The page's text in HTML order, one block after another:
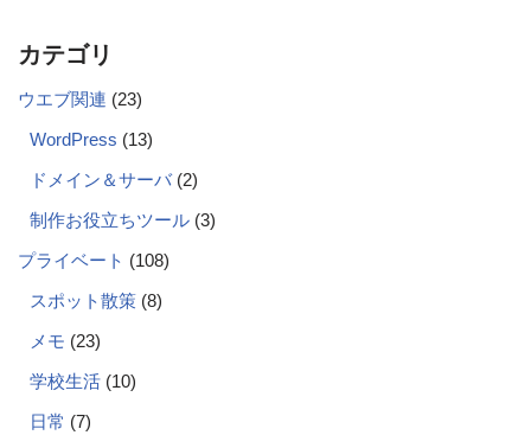
カテゴリ
ウエブ関連 (23)
WordPress (13)
ドメイン＆サーバ(2)
制作お役立ちツール (3)
プライベート (108)
スポット散策 (8)
メモ (23)
学校生活 (10)
日常 (7)